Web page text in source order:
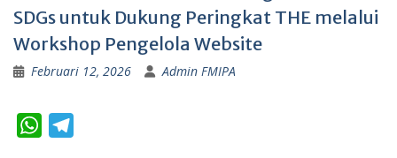
SDGs untuk Dukung Peringkat THE melalui
Workshop Pengelola Website
Februari 12, 2026 Admin FMIPA
W